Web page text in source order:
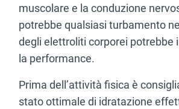
muscolare e la conduzione
potrebbe qualsiasi turbamento
degli elettroliti corporei potrebbe
la performance.
Prima dell’attività fisica è
stato ottimale di idratazione